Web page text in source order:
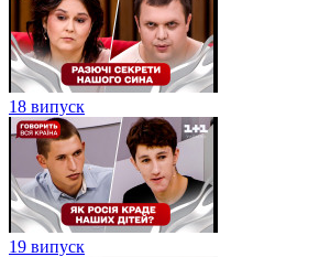
18 випуск
19 випуск